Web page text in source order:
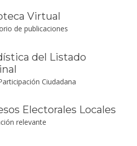
Virtual
de publicaciones
del Listado
Ciudadana
Electorales Locales
relevante